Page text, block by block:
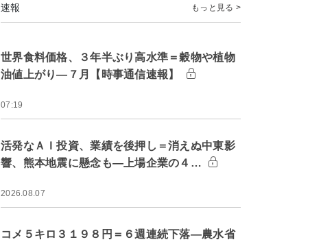
速報 もっと見る >
世界食料価格、３年半ぶり高水準＝穀物や植物
油値上がり―７月【時事通信速報】
07:19
活発なＡＩ投資、業績を後押し＝消えぬ中東影
響、熊本地震に懸念も―上場企業の４…
2026.08.07
コメ５キロ３１９８円＝６週連続下落―農水省